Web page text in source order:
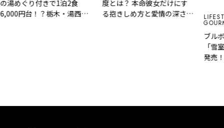
めぐり付きで1泊2食
円台！？栃木・湯西川
度とは？ 本命彼女だけにす
る抱きしめ方と愛情の深さ診
ブルボ
「雪室
発売！